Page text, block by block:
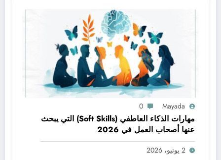
Mayada
0
مهارات الذكاء العاطفي (Soft Skills) التي يبحث
عنها أصحاب العمل في 2026
2 يونيو، 2026